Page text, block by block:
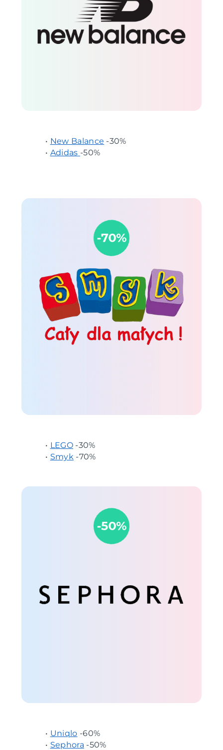
• New Balance -30%
• Adidas -50%
• LEGO-30%
• Smyk-70%
• Uniqlo -60%
• Sephora -50%